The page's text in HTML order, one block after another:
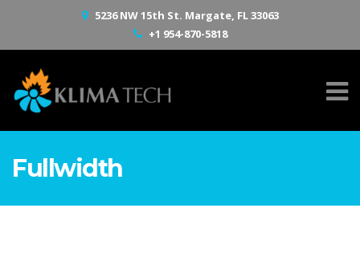
5236 NW 15th St. Margate, FL 33063
+1 954-870-5818
Fullwidth